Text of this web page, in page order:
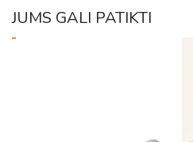
JUMS GALI PATIKTI